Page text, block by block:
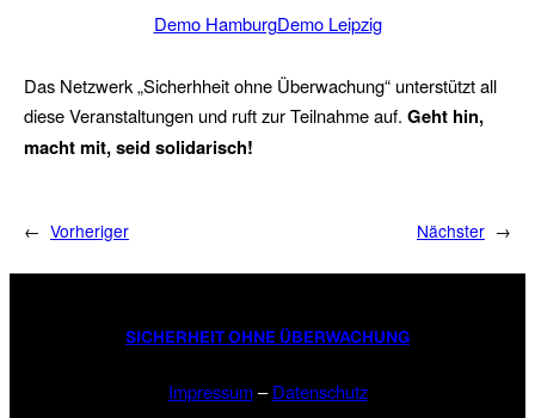
Demo HamburgDemo Leipzig
Das Netzwerk „Sicherhheit ohne Überwachung“ unterstützt all
diese Veranstaltungen und ruft zur Teilnahme auf. Geht hin,
macht mit, seid solidarisch!
← Vorheriger Nächster →
SICHERHEIT OHNE ÜBERWACHUNG
Impressum–Datenschutz